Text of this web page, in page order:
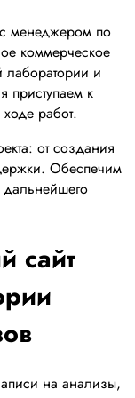
с менеджером по
коммерческое
лаборатории и
приступаем к
работ.
от создания
Обеспечим
дальнейшего
сайт
на анализы,